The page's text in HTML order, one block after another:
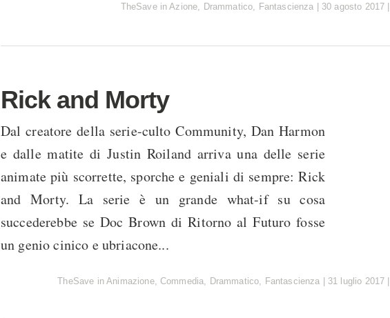
TheSaveinAzione, Drammatico, Fantascienza 30 agosto 2017
Rick and Morty
Dal creatore della serie-culto Community, Dan Harmon
e dalle matite di Justin Roiland arriva una delle serie
animate più scorrette, sporche e geniali di sempre: Rick
and Morty. La serie è un grande what-if su cosa
succederebbe se Doc Brown di Ritorno al Futuro fosse
un genio cinico e ubriacone...
TheSave inAnimazione, Commedia, Drammatico, Fantascienza 31 luglio 2017